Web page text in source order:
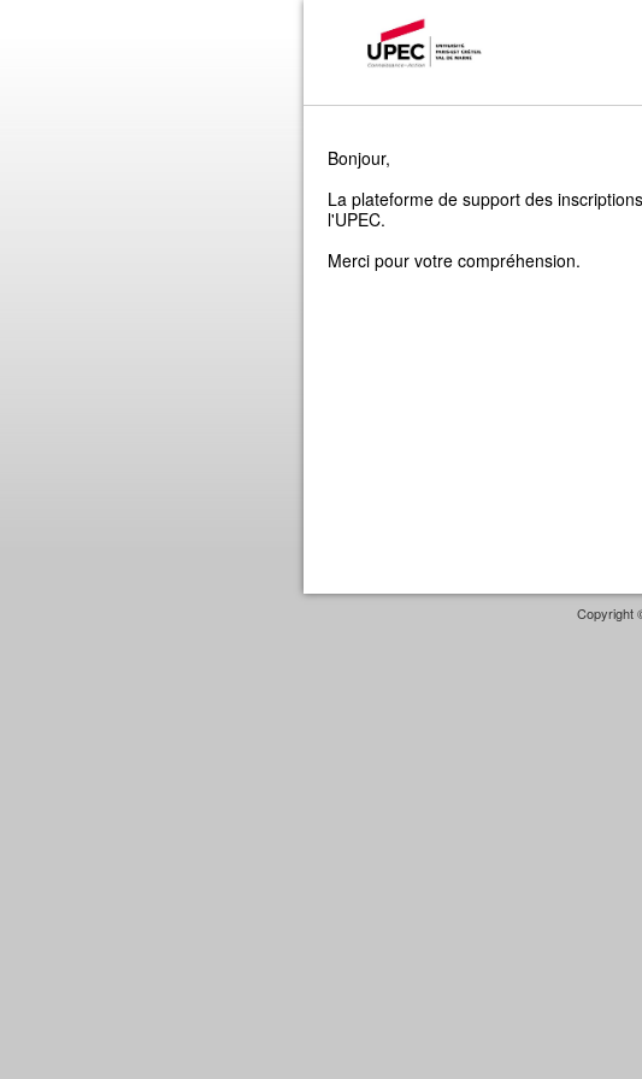
Bonjour,
La plateforme de support des
l'UPEC.
Merci pour votre compréhension.
Copyright